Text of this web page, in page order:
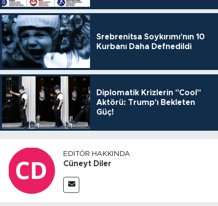
Srebrenitsa Soykırımı'nın 10
Kurbanı Daha Defnedildi
Diplomatik Krizlerin "Cool"
Aktörü: Trump'ı Bekleten
Güç!
EDITÖR HAKKINDA
Cüneyt Diler